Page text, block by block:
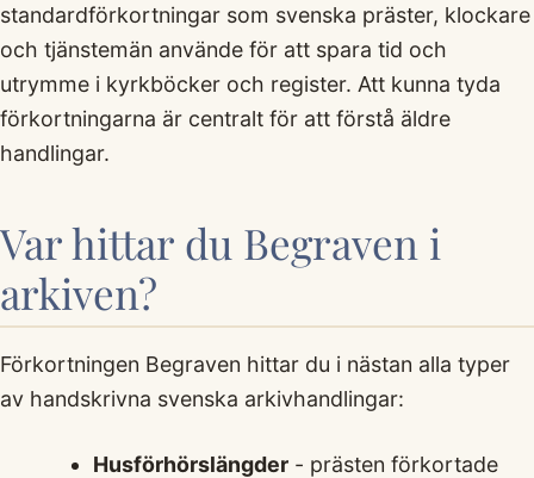
standardförkortningar som svenska präster, klockare
och tjänstemän använde för att spara tid och
utrymme i kyrkböcker och register. Att kunna tyda
förkortningarna är centralt för att förstå äldre
handlingar.
Var hittar du Begraven i
arkiven?
Förkortningen Begraven hittar du i nästan alla typer
av handskrivna svenska arkivhandlingar:
Husförhörslängder- prästen förkortade